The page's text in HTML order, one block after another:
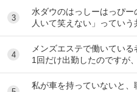
3
水ダウのはっしーはっぴ
人いて笑えない」っていう
ubeのコメント欄に多すぎ
4
メンズエステで働いてい
1回だけ出勤したのですが
時に「元々デリをやって
私が車を持っていないと、